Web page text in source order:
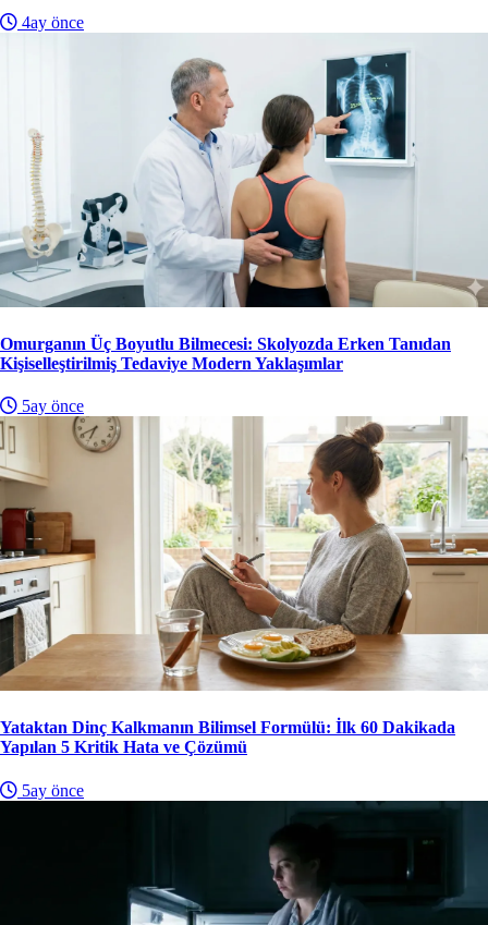
4ay önce
Omurganın Üç Boyutlu Bilmecesi: Skolyozda Erken Tanıdan
Kişiselleştirilmiş Tedaviye Modern Yaklaşımlar
5ay önce
Yataktan Dinç Kalkmanın Bilimsel Formülü: İlk 60 Dakikada
Yapılan 5 Kritik Hata ve Çözümü
5ay önce